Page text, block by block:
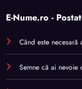
E-Nume.ro -
Când este
Semne că ai nevoie